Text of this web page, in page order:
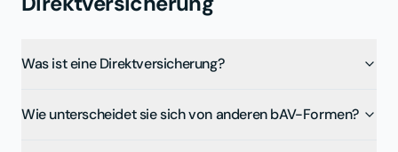
Was ist eine Direktversicherung?
Wie unterscheidet sie sich von anderen bAV-Formen?